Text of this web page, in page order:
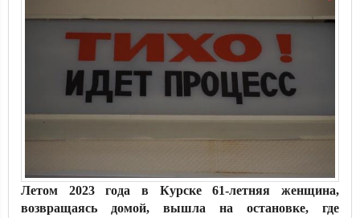
Летом 2023 года в Курске 61-летняя женщина,
возвращаясь домой, вышла на остановке, где